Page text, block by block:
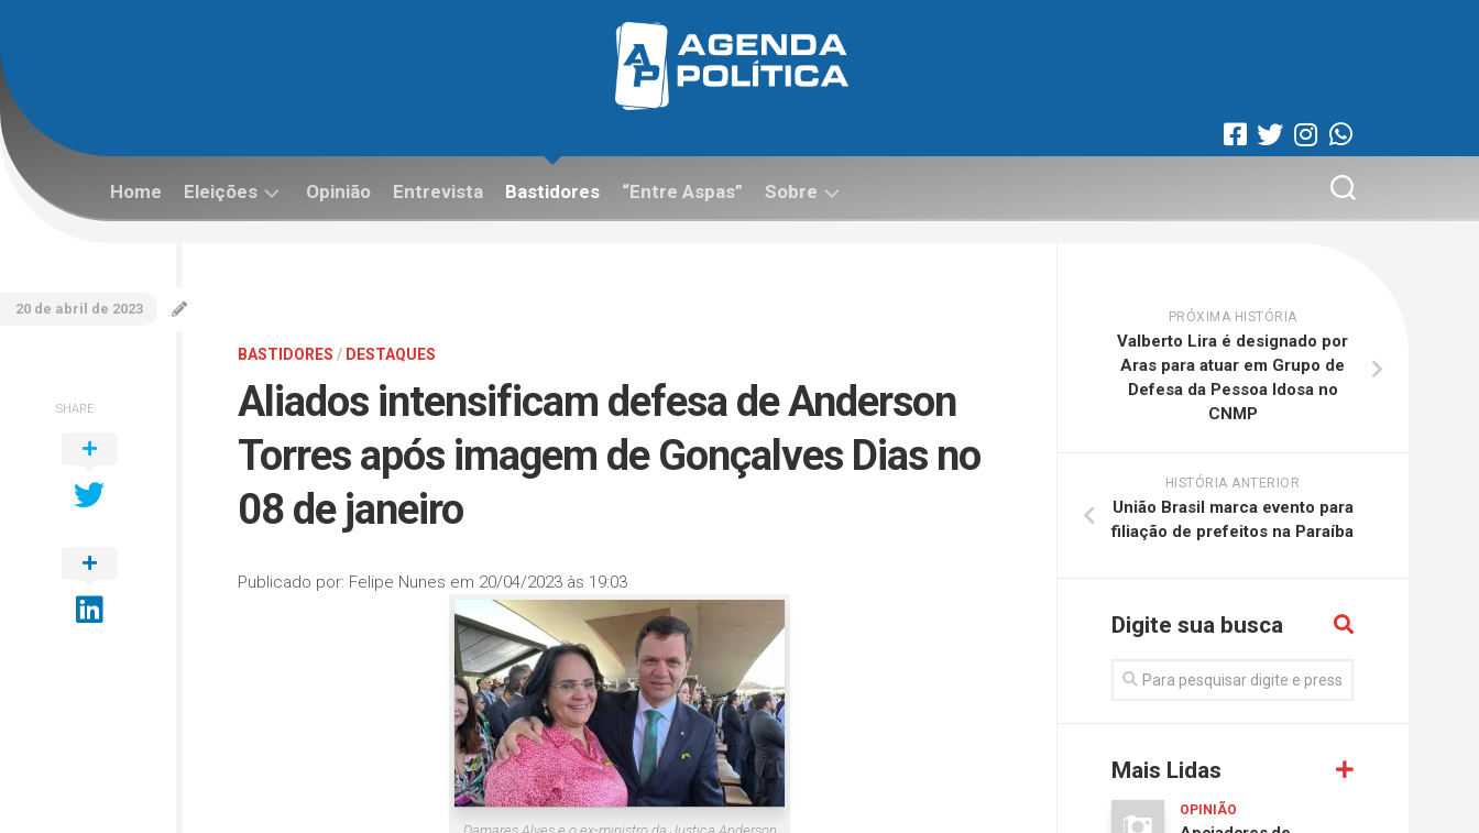
content
Home Eleições Opinião Entrevista Bastidores “Entre Aspas” Sobre
BASTIDORES / DESTAQUES
Aliados intensificam defesa de Anderson
Torres após imagem de Gonçalves Dias no
08 de janeiro
Publicado por: Felipe Nunes em 20/04/2023 às 19:03
20 de abril de 2023
SHARE
PRÓXIMA HISTÓRIA
Valberto Lira é designado por
Aras para atuar em Grupo de
Defesa da Pessoa Idosa no
CNMP
HISTÓRIA ANTERIOR
União Brasil marca evento para
filiação de prefeitos na Paraíba
Digite sua busca
Mais Lidas
OPINIÃO